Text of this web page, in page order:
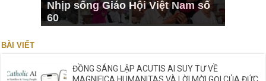
Nhịp sống Giáo Hội Việt Nam số
60
BÀI VIẾT
ĐỒNG SÁNG LẬP ACUTIS AI SUY TƯ VỀ